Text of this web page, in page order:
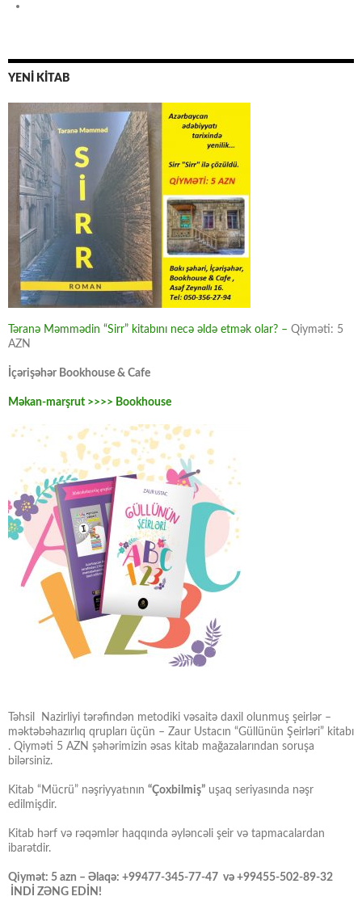
YENİ KİTAB
Təranə Məmmədin “Sirr” kitabını necə əldə etmək olar? – Qiyməti: 5
AZN
İçərişəhər Bookhouse & Cafe
Məkan-marşrut >>>> Bookhouse
Təhsil Nazirliyi tərəfindən metodiki vəsaitə daxil olunmuş şeirlər –
məktəbəhazırlıq qrupları üçün – Zaur Ustacın “Güllünün Şeirləri” kitabı
. Qiyməti 5 AZN şəhərimizin əsas kitab mağazalarından soruşa
bilərsiniz.
Kitab “Mücrü” nəşriyyatının “Çoxbilmiş” uşaq seriyasında nəşr
edilmişdir.
Kitab hərf və rəqəmlər haqqında əyləncəli şeir və tapmacalardan
ibarətdir.
Qiymət: 5 azn – Əlaqə: +99477-345-77-47 və +99455-502-89-32
İNDİ ZƏNG EDİN!